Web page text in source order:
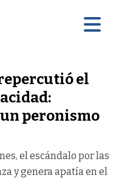
el
peronismo
el escándalo por las
y genera apatía en el